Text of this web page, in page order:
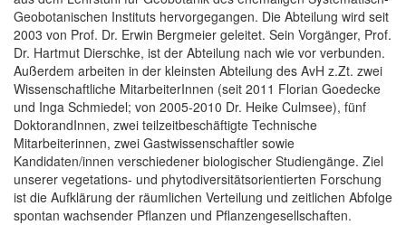
Geobotanischen Instituts hervorgegangen. Die Abteilung wird seit
2003 von Prof. Dr. Erwin Bergmeier geleitet. Sein Vorgänger, Prof.
Dr. Hartmut Dierschke, ist der Abteilung nach wie vor verbunden.
Außerdem arbeiten in der kleinsten Abteilung des AvH z.Zt. zwei
Wissenschaftliche MitarbeiterInnen (seit 2011 Florian Goedecke
und Inga Schmiedel; von 2005-2010 Dr. Heike Culmsee), fünf
DoktorandInnen, zwei teilzeitbeschäftigte Technische
Mitarbeiterinnen, zwei Gastwissenschaftler sowie
Kandidaten/innen verschiedener biologischer Studiengänge. Ziel
unserer vegetations- und phytodiversitätsorientierten Forschung
ist die Aufklärung der räumlichen Verteilung und zeitlichen Abfolge
spontan wachsender Pflanzen und Pflanzengesellschaften.